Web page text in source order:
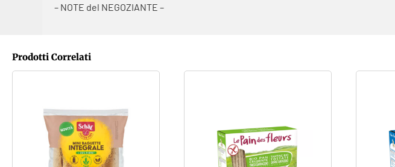
– NOTE del NEGOZIANTE –
Prodotti Correlati